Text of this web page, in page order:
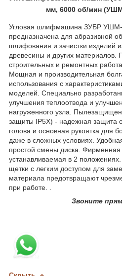
мм, 6000 об/мин
Угловая шлифмашина ЗУБР
предназначена для абразивной
шлифования и зачистки изделий
древесины и других материалов.
строительных и ремонтных
Мощная и производительная
использования с
моделей. Специально
улучшения теплоотвода и
нагруженного узла.
защиты IP5X) - надежная защита
голова и основная рукоятка для
даже в сложных условиях.
простой смены диска. Фирменная
устанавливаемая в 2
щетки с легким доступом для
материала предотвращают
при работе. .
Звоните